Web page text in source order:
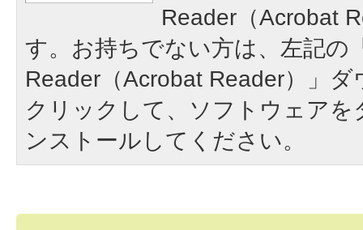
Reader（Acrobat
す。お持ちでない方は、左記の
Reader（Acrobat Reader）」
クリックして、ソフトウェア
ンストールしてください。